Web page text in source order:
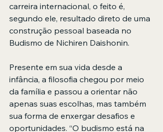
carreira internacional, o feito é,
segundo ele, resultado direto de uma
construção pessoal baseada no
Budismo de Nichiren Daishonin.
Presente em sua vida desde a
infância, a filosofia chegou por meio
da família e passou a orientar não
apenas suas escolhas, mas também
sua forma de enxergar desafios e
oportunidades. “O budismo está na